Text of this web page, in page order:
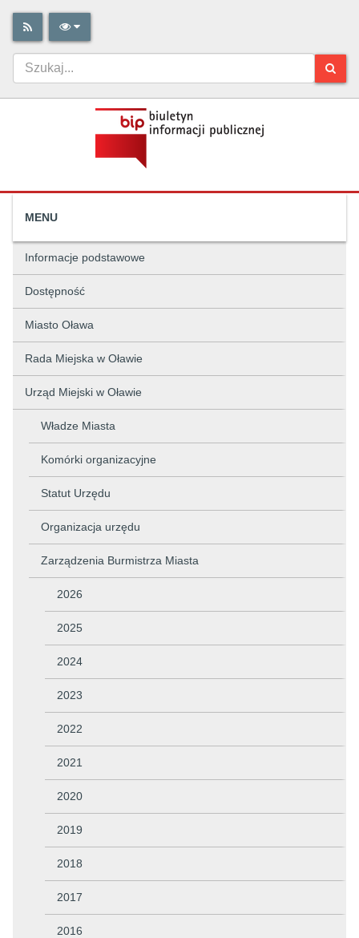
MENU
Informacje podstawowe
Dostępność
Miasto Oława
Rada Miejska w Oławie
Urząd Miejski w Oławie
Władze Miasta
Komórki organizacyjne
Statut Urzędu
Organizacja urzędu
Zarządzenia Burmistrza Miasta
2026
2025
2024
2023
2022
2021
2020
2019
2018
2017
2016